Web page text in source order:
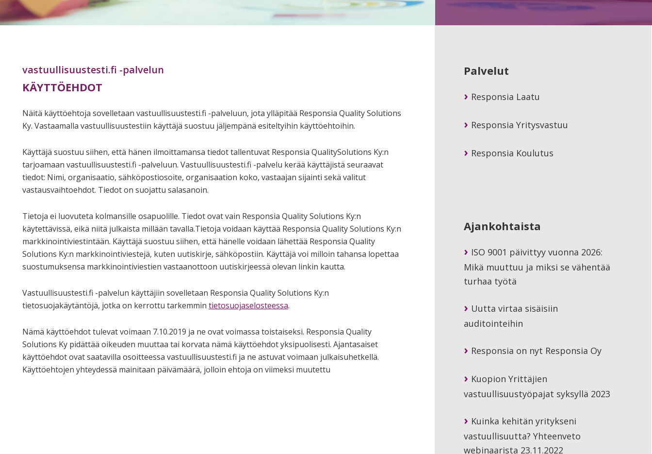
vastuullisuustesti.fi -palvelun
KÄYTTÖEHDOT
Näitä käyttöehtoja sovelletaan vastuullisuustesti.fi -palveluun, jota ylläpitää Responsia Quality Solutions
Ky. Vastaamalla vastuullisuustestiin käyttäjä suostuu jäljempänä esiteltyihin käyttöehtoihin.
Käyttäjä suostuu siihen, että hänen ilmoittamansa tiedot tallentuvat Responsia QualitySolutions Ky:n
tarjoamaan vastuullisuustesti.fi -palveluun. Vastuullisuustesti.fi -palvelu kerää käyttäjistä seuraavat
tiedot: Nimi, organisaatio, sähköpostiosoite, organisaation koko, vastaajan sijainti sekä valitut
vastausvaihtoehdot. Tiedot on suojattu salasanoin.
Tietoja ei luovuteta kolmansille osapuolille. Tiedot ovat vain Responsia Quality Solutions Ky:n
käytettävissä, eikä niitä julkaista millään tavalla.Tietoja voidaan käyttää Responsia Quality Solutions Ky:n
markkinointiviestintään. Käyttäjä suostuu siihen, että hänelle voidaan lähettää Responsia Quality
Solutions Ky:n markkinointiviestejä, kuten uutiskirje, sähköpostiin. Käyttäjä voi milloin tahansa lopettaa
suostumuksensa markkinointiviestien vastaanottoon uutiskirjeessä olevan linkin kautta.
Vastuullisuustesti.fi -palvelun käyttäjiin sovelletaan Responsia Quality Solutions Ky:n
tietosuojakäytäntöjä, jotka on kerrottu tarkemmintietosuojaselosteessa.
Nämä käyttöehdot tulevat voimaan 7.10.2019 ja ne ovat voimassa toistaiseksi. Responsia Quality
Solutions Ky pidättää oikeuden muuttaa tai korvata nämä käyttöehdot yksipuolisesti. Ajantasaiset
käyttöehdot ovat saatavilla osoitteessa vastuullisuustesti.fi ja ne astuvat voimaan julkaisuhetkellä.
Käyttöehtojen yhteydessä mainitaan päivämäärä, jolloin ehtoja on viimeksi muutettu
Palvelut
Responsia Laatu
Responsia Yritysvastuu
Responsia Koulutus
Ajankohtaista
ISO 9001 päivittyy vuonna 2026:
Mikä muuttuu ja miksi se vähentää
turhaa työtä
Uutta virtaa sisäisiin
auditointeihin
Responsia on nyt Responsia Oy
Kuopion Yrittäjien
vastuullisuustyöpajat syksyllä 2023
Kuinka kehitän yritykseni
vastuullisuutta? Yhteenveto
webinaarista 23.11.2022